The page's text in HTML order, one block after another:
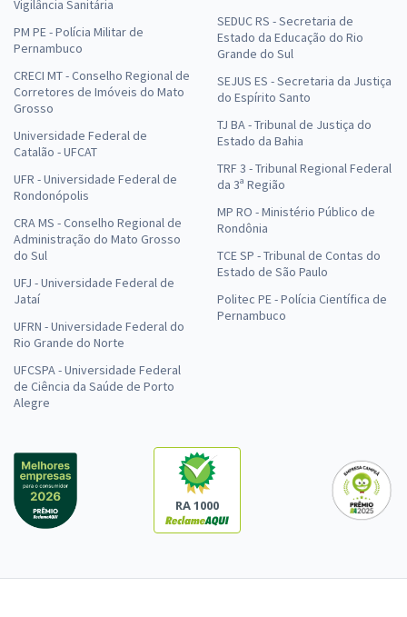
Vigilância Sanitária
PM PE - Polícia Militar de
Pernambuco
CRECI MT - Conselho Regional de
Corretores de Imóveis do Mato
Grosso
Universidade Federal de
Catalão - UFCAT
UFR - Universidade Federal de
Rondonópolis
CRA MS - Conselho Regional de
Administração do Mato Grosso
do Sul
UFJ - Universidade Federal de
Jataí
UFRN - Universidade Federal do
Rio Grande do Norte
UFCSPA - Universidade Federal
de Ciência da Saúde de Porto
Alegre
SEDUC RS - Secretaria de
Estado da Educação do Rio
Grande do Sul
SEJUS ES - Secretaria da Justiça
do Espírito Santo
TJ BA - Tribunal de Justiça do
Estado da Bahia
TRF 3 - Tribunal Regional Federal
da 3ª Região
MP RO - Ministério Público de
Rondônia
TCE SP - Tribunal de Contas do
Estado de São Paulo
Politec PE - Polícia Científica de
Pernambuco
RA 1000